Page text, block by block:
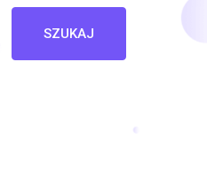
SZUKAJ